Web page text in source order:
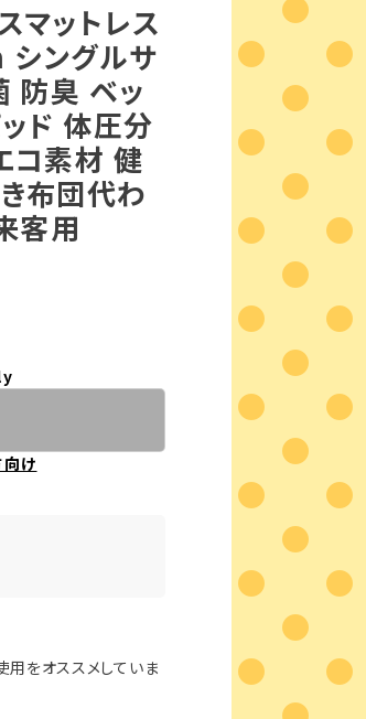
マットレス
ングルサ
防臭 ベッ
ド 体圧分
コ素材 健
布団代わ
客用
け
用をオススメしていま